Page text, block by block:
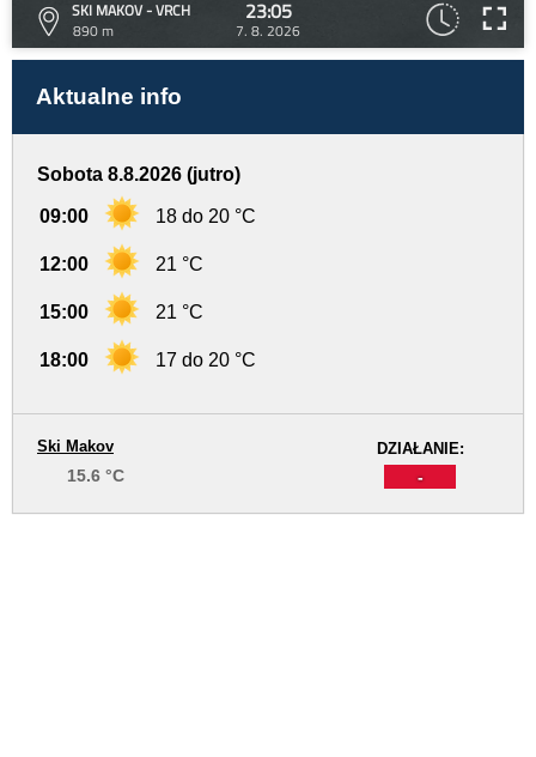
SKI MAKOV - VRCH
890 m
23:05
7. 8. 2026
Aktualne info
Sobota 8.8.2026 (jutro)
09:00 18 do 20 °C
12:00 21 °C
15:00 21 °C
18:00 17 do 20 °C
DZIAŁANIE:
-
Ski Makov
15.6 °C